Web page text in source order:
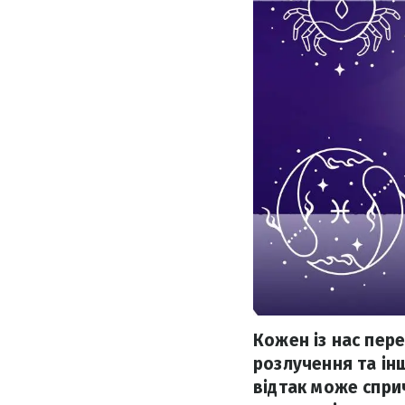
Кожен із нас
розлучення та
відтак може